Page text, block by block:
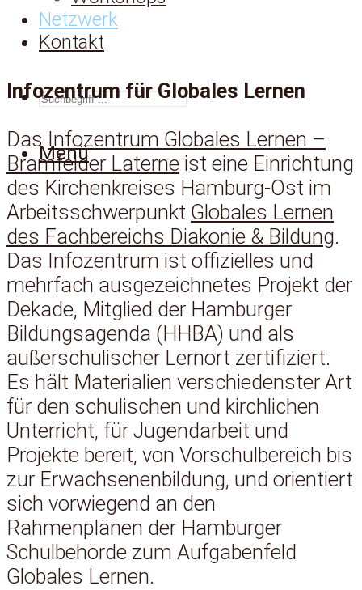
Netzwerk
Kontakt
SUCHEN
Menü
Infozentrum für Globales Lernen
Das Infozentrum Globales Lernen –
Bramfelder Laterne ist eine Einrichtung
des Kirchenkreises Hamburg-Ost im
Arbeitsschwerpunkt Globales Lernen
des Fachbereichs Diakonie & Bildung.
Das Infozentrum ist offizielles und
mehrfach ausgezeichnetes Projekt der
Dekade, Mitglied der Hamburger
Bildungsagenda (HHBA) und als
außerschulischer Lernort zertifiziert.
Es hält Materialien verschiedenster Art
für den schulischen und kirchlichen
Unterricht, für Jugendarbeit und
Projekte bereit, von Vorschulbereich bis
zur Erwachsenenbildung, und orientiert
sich vorwiegend an den
Rahmenplänen der Hamburger
Schulbehörde zum Aufgabenfeld
Globales Lernen.